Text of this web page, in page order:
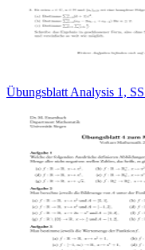
Übungsblatt Analysis 1,